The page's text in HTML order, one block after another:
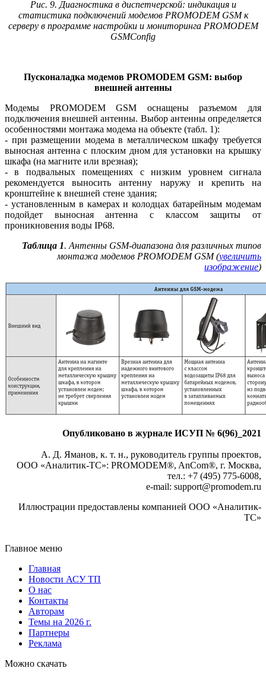
Рис. 9. Диагностика в диспетчерской: индикация и
статистика подключений модемов PROMODEM GSM к
серверу в программе настройки и мониторинга PROMODEM
GSMConfig
Пусконаладка модемов PROMODEM GSM: выбор
внешней антенны
Модемы PROMODEM GSM оснащены разъемом для
подключения внешней антенны. Выбор антенны определяется
особенностями монтажа модема на объекте (табл. 1):
- при размещении модема в металлическом шкафу требуется
выносная антенна с плоским дном для установки на крышку
шкафа (на магните или врезная);
- в подвальных помещениях с низким уровнем сигнала
рекомендуется выносить антенну наружу и крепить на
кронштейне к внешней стене здания;
- установленным в камерах и колодцах батарейным модемам
подойдет выносная антенна с классом защиты от
проникновения во­ды IP68.
Таблица 1. Антенны GSM-диапазона для различных типов
монтажа модемов PROMODEM GSM (увеличить
изображение)
Опубликовано в журнале ИСУП № 6(96)_2021
А. Д. Яманов, к. т. н., руководитель группы проектов,
ООО «Аналитик-ТС»: PROMODEM®, AnCom®, г. Москва,
тел.: +7 (495) 775-6008,
e-mail: support@promodem.ru
Иллюстрации предоставлены компанией ООО «Аналитик-
ТС»
Главное меню
Главная
Новости АСУ ТП
О нас
Контакты
Авторам
Темы на 2026 г.
Партнеры
Реклама
Можно скачать